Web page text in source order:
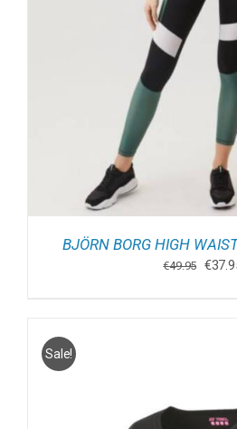
BJÖRN BORG HIGH
€49.95 €
Sale!